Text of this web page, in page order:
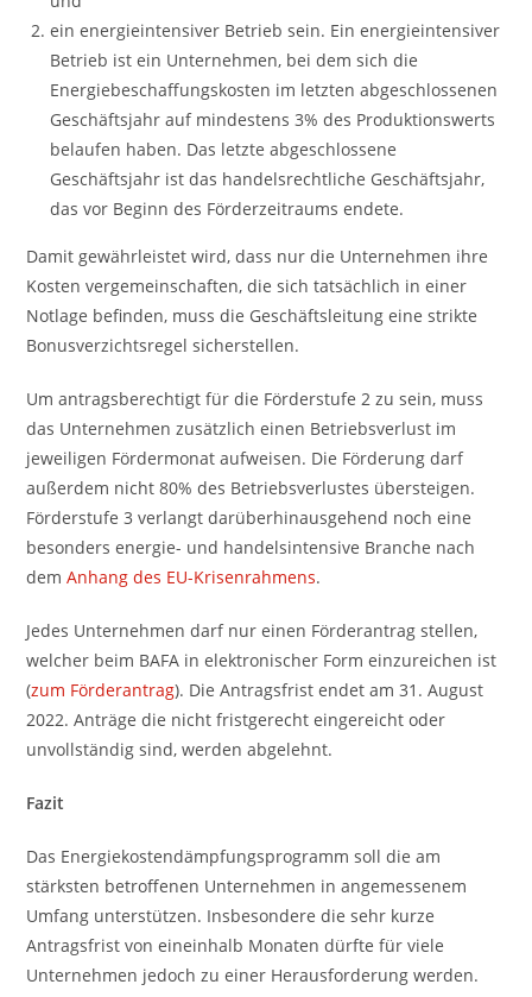
ein energieintensiver Betrieb sein. Ein energieintensiver
Betrieb ist ein Unternehmen, bei dem sich die
Energiebeschaffungskosten im letzten abgeschlossenen
Geschäftsjahr auf mindestens 3% des Produktionswerts
belaufen haben. Das letzte abgeschlossene
Geschäftsjahr ist das handelsrechtliche Geschäftsjahr,
das vor Beginn des Förderzeitraums endete.
Damit gewährleistet wird, dass nur die Unternehmen ihre
Kosten vergemeinschaften, die sich tatsächlich in einer
Notlage befinden, muss die Geschäftsleitung eine strikte
Bonusverzichtsregel sicherstellen.
Um antragsberechtigt für die Förderstufe 2 zu sein, muss
das Unternehmen zusätzlich einen Betriebsverlust im
jeweiligen Fördermonat aufweisen. Die Förderung darf
außerdem nicht 80% des Betriebsverlustes übersteigen.
Förderstufe 3 verlangt darüberhinausgehend noch eine
besonders energie- und handelsintensive Branche nach
demAnhang des EU-Krisenrahmens.
Jedes Unternehmen darf nur einen Förderantrag stellen,
welcher beim BAFA in elektronischer Form einzureichen ist
(zum Förderantrag). Die Antragsfrist endet am 31. August
2022. Anträge die nicht fristgerecht eingereicht oder
unvollständig sind, werden abgelehnt.
Fazit
Das Energiekostendämpfungsprogramm soll die am
stärksten betroffenen Unternehmen in angemessenem
Umfang unterstützen. Insbesondere die sehr kurze
Antragsfrist von eineinhalb Monaten dürfte für viele
Unternehmen jedoch zu einer Herausforderung werden.